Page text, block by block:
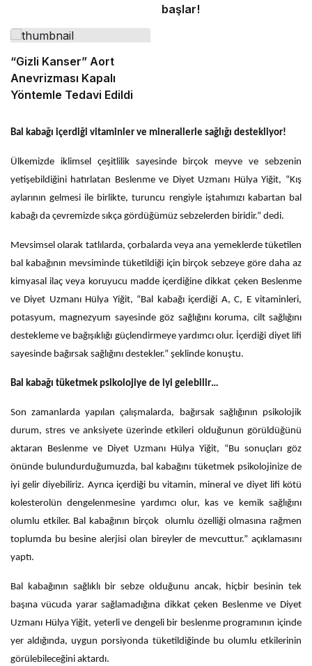
başlar!
“Gizli Kanser” Aort
Anevrizması Kapalı
Yöntemle Tedavi Edildi
Bal kabağı içerdiği vitaminler ve minerallerle sağlığı destekliyor!
Ülkemizde iklimsel çeşitlilik sayesinde birçok meyve ve sebzenin
yetişebildiğini hatırlatan Beslenme ve Diyet Uzmanı Hülya Yiğit, “Kış
aylarının gelmesi ile birlikte, turuncu rengiyle iştahımızı kabartan bal
kabağı da çevremizde sıkça gördüğümüz sebzelerden biridir.” dedi.
Mevsimsel olarak tatlılarda, çorbalarda veya ana yemeklerde tüketilen
bal kabağının mevsiminde tüketildiği için birçok sebzeye göre daha az
kimyasal ilaç veya koruyucu madde içerdiğine dikkat çeken Beslenme
ve Diyet Uzmanı Hülya Yiğit, “Bal kabağı içerdiği A, C, E vitaminleri,
potasyum, magnezyum sayesinde göz sağlığını koruma, cilt sağlığını
destekleme ve bağışıklığı güçlendirmeye yardımcı olur. İçerdiği diyet lifi
sayesinde bağırsak sağlığını destekler.” şeklinde konuştu.
Bal kabağı tüketmek psikolojiye de iyi gelebilir…
Son zamanlarda yapılan çalışmalarda, bağırsak sağlığının psikolojik
durum, stres ve anksiyete üzerinde etkileri olduğunun görüldüğünü
aktaran Beslenme ve Diyet Uzmanı Hülya Yiğit, “Bu sonuçları göz
önünde bulundurduğumuzda, bal kabağını tüketmek psikolojinize de
iyi gelir diyebiliriz. Ayrıca içerdiği bu vitamin, mineral ve diyet lifi kötü
kolesterolün dengelenmesine yardımcı olur, kas ve kemik sağlığını
olumlu etkiler. Bal kabağının birçok olumlu özelliği olmasına rağmen
toplumda bu besine alerjisi olan bireyler de mevcuttur.” açıklamasını
yaptı.
Bal kabağının sağlıklı bir sebze olduğunu ancak, hiçbir besinin tek
başına vücuda yarar sağlamadığına dikkat çeken Beslenme ve Diyet
Uzmanı Hülya Yiğit, yeterli ve dengeli bir beslenme programının içinde
yer aldığında, uygun porsiyonda tüketildiğinde bu olumlu etkilerinin
görülebileceğini aktardı.